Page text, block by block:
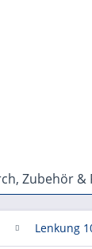
Zubehör &
Lenkung